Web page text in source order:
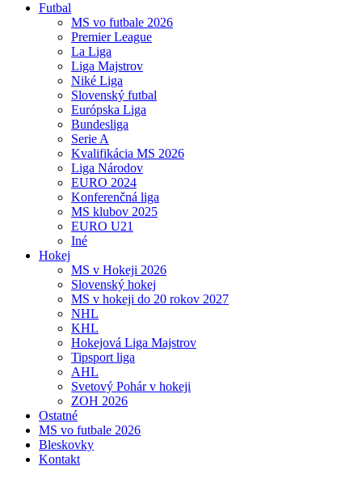
Futbal
MS vo futbale 2026
Premier League
La Liga
Liga Majstrov
Niké Liga
Slovenský futbal
Európska Liga
Bundesliga
Serie A
Kvalifikácia MS 2026
Liga Národov
EURO 2024
Konferenčná liga
MS klubov 2025
EURO U21
Iné
Hokej
MS v Hokeji 2026
Slovenský hokej
MS v hokeji do 20 rokov 2027
NHL
KHL
Hokejová Liga Majstrov
Tipsport liga
AHL
Svetový Pohár v hokeji
ZOH 2026
Ostatné
MS vo futbale 2026
Bleskovky
Kontakt